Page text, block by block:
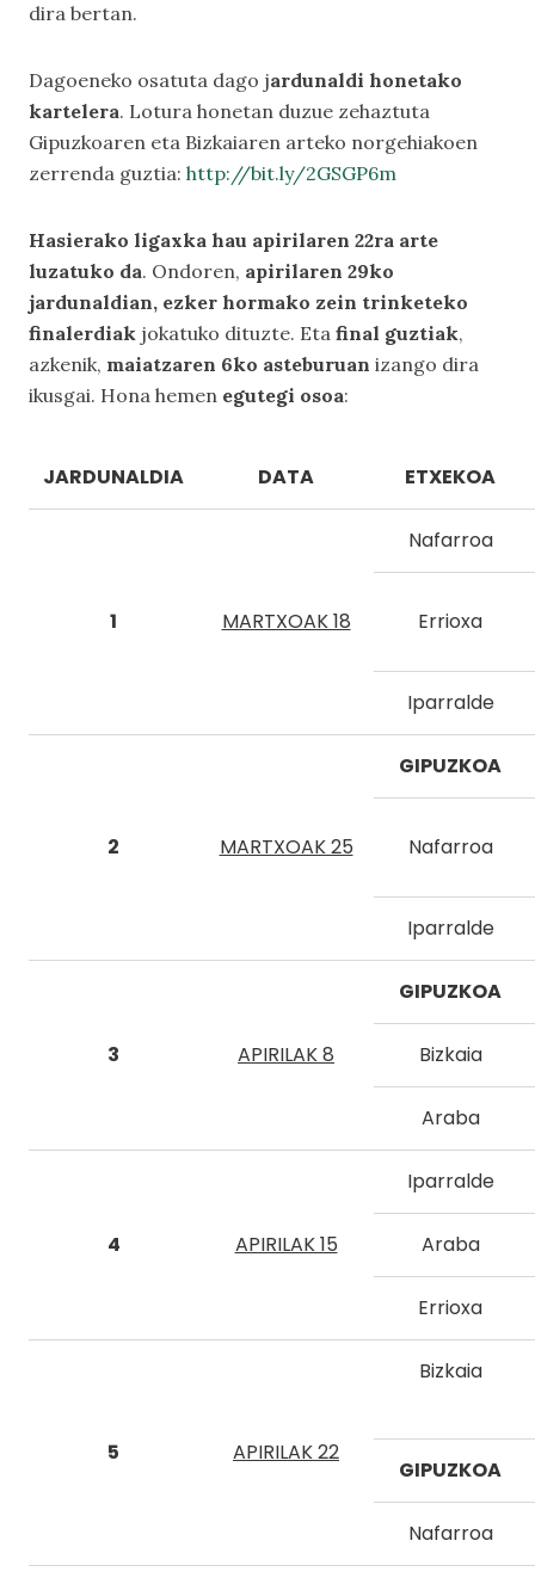
dira bertan.
Dagoeneko osatuta dago jardunaldi honetako
kartelera. Lotura honetan duzue zehaztuta
Gipuzkoaren eta Bizkaiaren arteko norgehiakoen
zerrenda guztia: http://bit.ly/2GSGP6m
Hasierako ligaxka hau apirilaren 22ra arte
luzatuko da. Ondoren, apirilaren 29ko
jardunaldian, ezker hormako zein trinketeko
finalerdiak jokatuko dituzte. Eta final guztiak,
azkenik, maiatzaren 6ko asteburuan izango dira
ikusgai. Hona hemen egutegi osoa:
JARDUNALDIA DATA ETXEKOA
1 MARTXOAK 18
Nafarroa
Errioxa
Iparralde
2 MARTXOAK 25
GIPUZKOA
Nafarroa
Iparralde
3 APIRILAK 8
GIPUZKOA
Bizkaia
Araba
4 APIRILAK 15
Iparralde
Araba
Errioxa
5 APIRILAK 22
Bizkaia
GIPUZKOA
Nafarroa